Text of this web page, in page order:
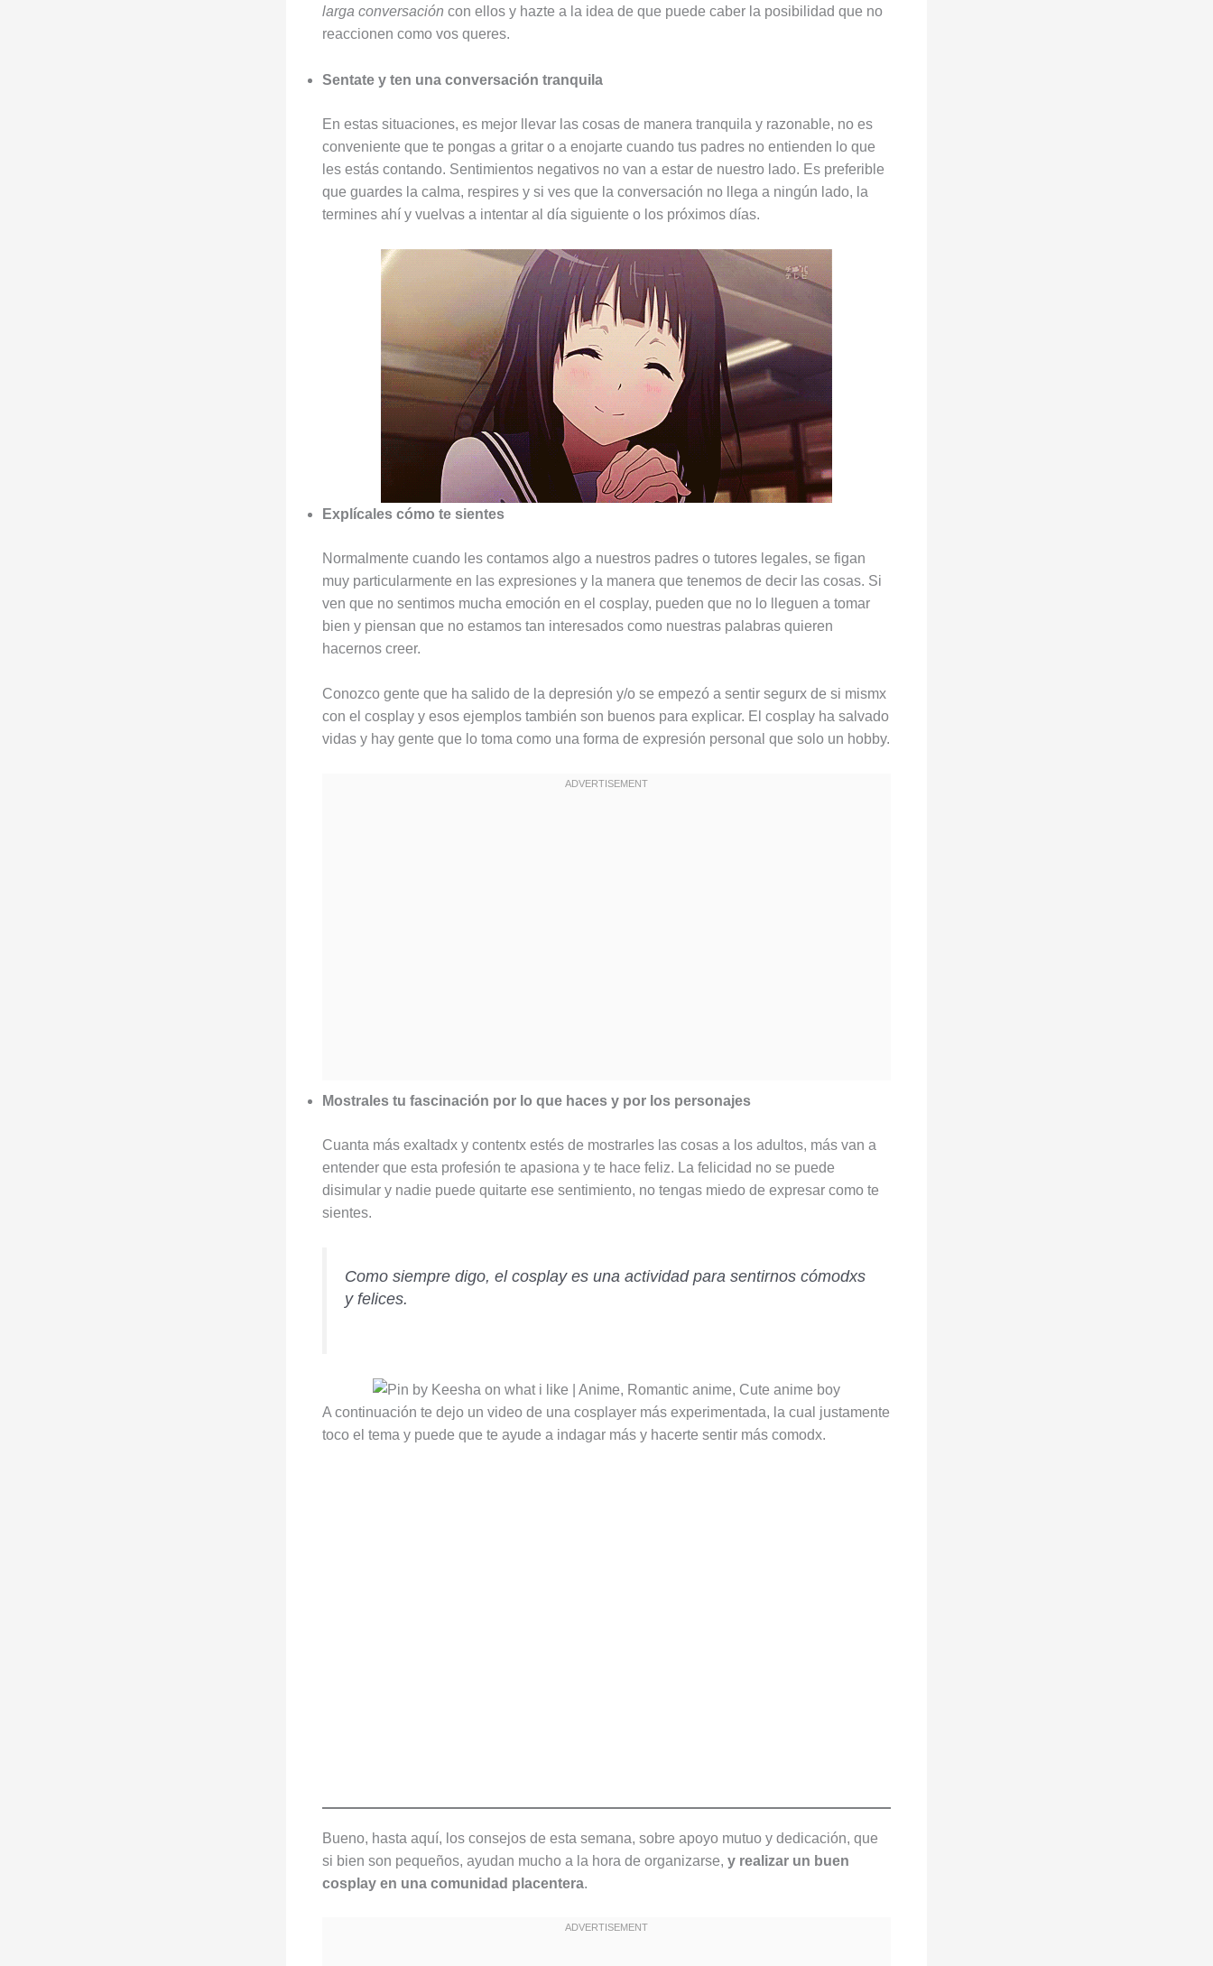
larga conversación con ellos y hazte a la idea de que puede caber la posibilidad que no
reaccionen como vos queres.
Sentate y ten una conversación tranquila
En estas situaciones, es mejor llevar las cosas de manera tranquila y razonable, no es
conveniente que te pongas a gritar o a enojarte cuando tus padres no entienden lo que
les estás contando. Sentimientos negativos no van a estar de nuestro lado. Es preferible
que guardes la calma, respires y si ves que la conversación no llega a ningún lado, la
termines ahí y vuelvas a intentar al día siguiente o los próximos días.
Explícales cómo te sientes
Normalmente cuando les contamos algo a nuestros padres o tutores legales, se figan
muy particularmente en las expresiones y la manera que tenemos de decir las cosas. Si
ven que no sentimos mucha emoción en el cosplay, pueden que no lo lleguen a tomar
bien y piensan que no estamos tan interesados como nuestras palabras quieren
hacernos creer.
Conozco gente que ha salido de la depresión y/o se empezó a sentir segurx de si mismx
con el cosplay y esos ejemplos también son buenos para explicar. El cosplay ha salvado
vidas y hay gente que lo toma como una forma de expresión personal que solo un hobby.
Mostrales tu fascinación por lo que haces y por los personajes
Cuanta más exaltadx y contentx estés de mostrarles las cosas a los adultos, más van a
entender que esta profesión te apasiona y te hace feliz. La felicidad no se puede
disimular y nadie puede quitarte ese sentimiento, no tengas miedo de expresar como te
sientes.
Como siempre digo, el cosplay es una actividad para sentirnos cómodxs
y felices.
A continuación te dejo un video de una cosplayer más experimentada, la cual justamente
toco el tema y puede que te ayude a indagar más y hacerte sentir más comodx.
Bueno, hasta aquí, los consejos de esta semana, sobre apoyo mutuo y dedicación, que
si bien son pequeños, ayudan mucho a la hora de organizarse, y realizar un buen
cosplay en una comunidad placentera.